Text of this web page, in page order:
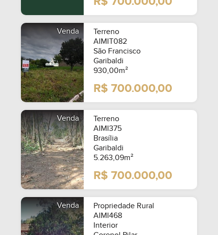
MOBILIADO
Venda
Terreno
AIMIT082
São Francisco
Garibaldi
930,00m²
R$ 700.000,00
Venda
Terreno
AIMI375
Brasília
Garibaldi
5.263,09m²
R$ 700.000,00
Venda
Propriedade Rural
AIMI468
Interior